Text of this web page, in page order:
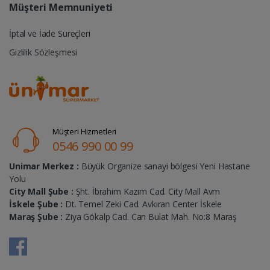
Müşteri Memnuniyeti
İptal ve İade Süreçleri
Gizlilik Sözleşmesi
Müşteri Hizmetleri
0546 990 00 99
Unimar Merkez : Büyük Organize sanayi bölgesi Yeni Hastane
Yolu
City Mall Şube : Şht. İbrahim Kazım Cad. City Mall Avm
İskele Şube : Dt. Temel Zeki Cad. Avkıran Center İskele
Maraş Şube : Ziya Gökalp Cad. Can Bulat Mah. No:8 Maraş